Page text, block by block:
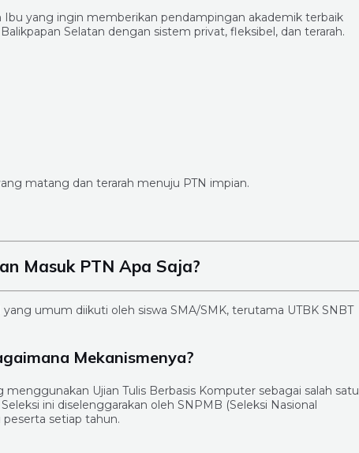
Ibu yang ingin memberikan pendampingan akademik terbaik
Selatan dengan sistem privat, fleksibel, dan terarah.
matang dan terarah menuju PTN impian.
Masuk PTN Apa Saja?
umum diikuti oleh siswa SMA/SMK, terutama UTBK SNBT
Mekanismenya?
menggunakan Ujian Tulis Berbasis Komputer sebagai salah satu
ini diselenggarakan oleh SNPMB (Seleksi Nasional
peserta setiap tahun.